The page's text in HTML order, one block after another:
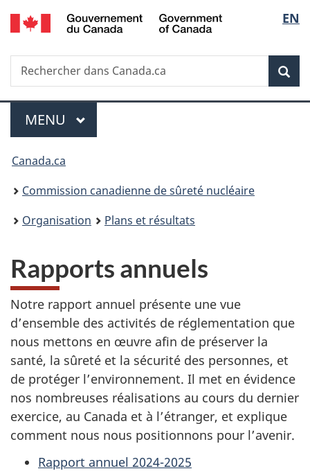
Passer
au
principal
de
la
EN
Recherche
Rechercher
dans
Menu
MENU PRINCIPAL
Vous
êtes
ici
Canada.ca
Commission canadienne de sûreté nucléaire
Organisation
Plans et résultats
Rapports annuels
Notre rapport annuel présente une vue
d’ensemble des activités de réglementation que
nous mettons en œuvre afin de préserver la
santé, la sûreté et la sécurité des personnes, et
de protéger l’environnement. Il met en évidence
nos nombreuses réalisations au cours du dernier
exercice, au Canada et à l’étranger, et explique
comment nous nous positionnons pour l’avenir.
Rapport annuel 2024-2025